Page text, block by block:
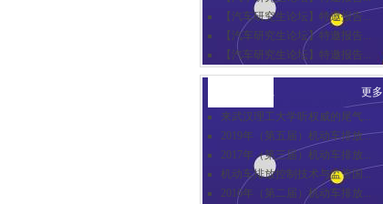
【汽车研究生论坛】特邀报告...
【汽车研究生论坛】特邀报告...
【汽车研究生论坛】特邀报告...
更多
来武汉理工大学听权威的尾气...
2019年（第五届）机动车排放...
2017年（第三届）机动车排放...
机动车排放控制技术与监管国...
2016年（第二届）机动车排放...